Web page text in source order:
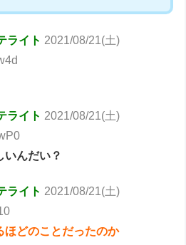
ライト 2021/08/21(土)
ライト 2021/08/21(土)
いんだい？
ライト 2021/08/21(土)
ほどのことだったのか